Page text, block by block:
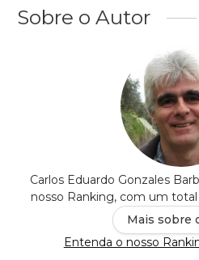
Sobre o Autor
Carlos Eduardo Gonzales
nosso Ranking, com um
Mais sobre
Entenda o nosso